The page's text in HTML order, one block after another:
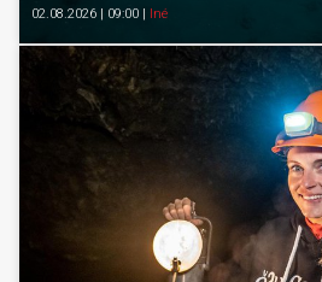
02.08.2026 | 09:00 | Iné